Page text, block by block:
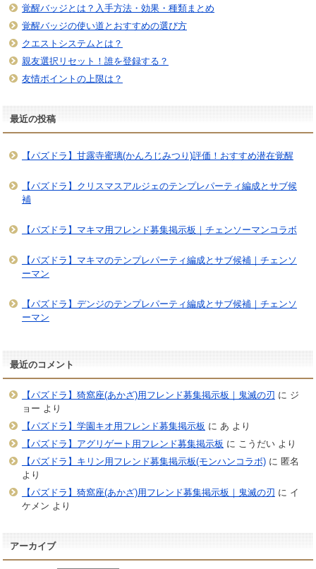
覚醒バッジとは？入手方法・効果・種類まとめ
覚醒バッジの使い道とおすすめの選び方
クエストシステムとは？
親友選択リセット！誰を登録する？
友情ポイントの上限は？
最近の投稿
【パズドラ】甘露寺蜜璃(かんろじみつり)評価！おすすめ潜在覚醒
【パズドラ】クリスマスアルジェのテンプレパーティ編成とサブ候
補
【パズドラ】マキマ用フレンド募集掲示板｜チェンソーマンコラボ
【パズドラ】マキマのテンプレパーティ編成とサブ候補｜チェンソ
ーマン
【パズドラ】デンジのテンプレパーティ編成とサブ候補｜チェンソ
ーマン
最近のコメント
【パズドラ】猗窩座(あかざ)用フレンド募集掲示板｜鬼滅の刃 に ジ
ョー より
【パズドラ】学園キオ用フレンド募集掲示板 に あ より
【パズドラ】アグリゲート用フレンド募集掲示板 に こうだいより
【パズドラ】キリン用フレンド募集掲示板(モンハンコラボ)に 匿名
より
【パズドラ】猗窩座(あかざ)用フレンド募集掲示板｜鬼滅の刃 に イ
ケメン より
アーカイブ